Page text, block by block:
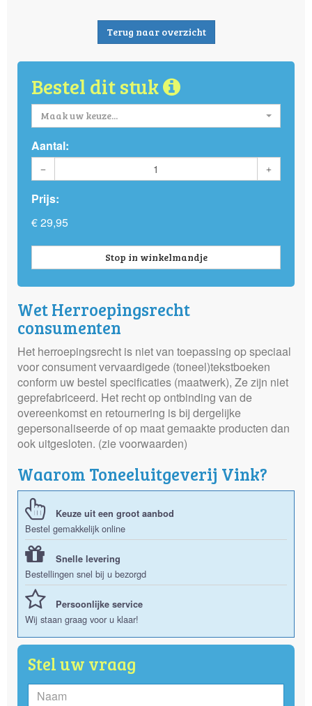
Terug naar overzicht
Bestel dit stuk
Maak uw keuze...
Aantal:
Prijs:
€ 29,95
Stop in winkelmandje
Wet Herroepingsrecht
consumenten
Het herroepingsrecht is niet van toepassing op speciaal
voor consument vervaardigede (toneel)tekstboeken
conform uw bestel specificaties (maatwerk), Ze zijn niet
geprefabriceerd. Het recht op ontbinding van de
overeenkomst en retournering is bij dergelijke
gepersonaliseerde of op maat gemaakte producten dan
ook uitgesloten. (zie voorwaarden)
Waarom Toneeluitgeverij Vink?
Keuze uit een groot aanbod
Bestel gemakkelijk online
Snelle levering
Bestellingen snel bij u bezorgd
Persoonlijke service
Wij staan graag voor u klaar!
Stel uw vraag